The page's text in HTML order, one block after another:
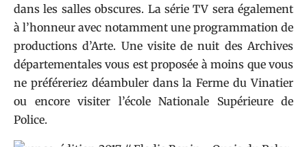
dans les salles obscures. La série TV sera également
à l’honneur avec notamment une programmation de
productions d’Arte. Une visite de nuit des Archives
départementales vous est proposée à moins que vous
ne préféreriez déambuler dans la Ferme du Vinatier
ou encore visiter l’école Nationale Supérieure de
Police.